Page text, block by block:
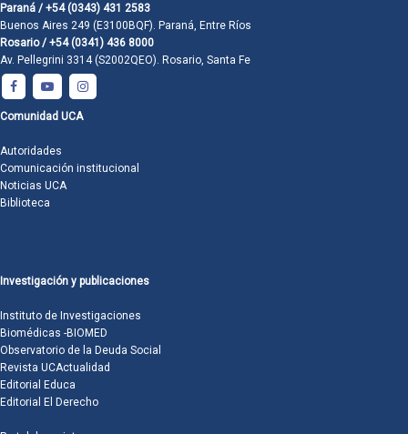
Paraná / +54 (0343) 431 2583
Buenos Aires 249 (E3100BQF). Paraná, Entre Ríos
Rosario / +54 (0341) 436 8000
Av. Pellegrini 3314 (S2002QEO). Rosario, Santa Fe
Comunidad UCA
Autoridades
Comunicación institucional
Noticias UCA
Biblioteca
Investigación y publicaciones
Instituto de Investigaciones
Biomédicas -BIOMED
Observatorio de la Deuda Social
Revista UCActualidad
Editorial Educa
Editorial El Derecho